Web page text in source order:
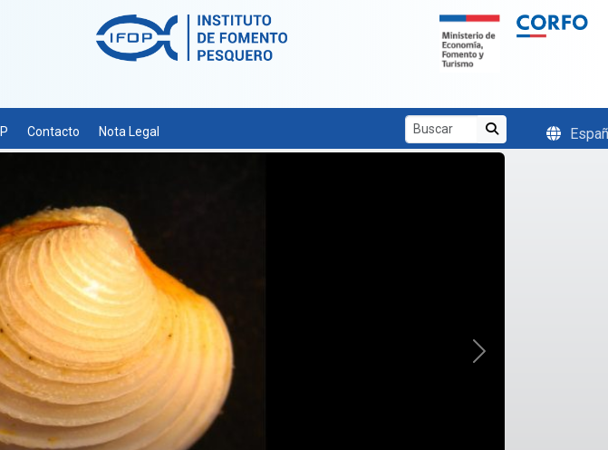
Contacto Nota Legal
Siguiente